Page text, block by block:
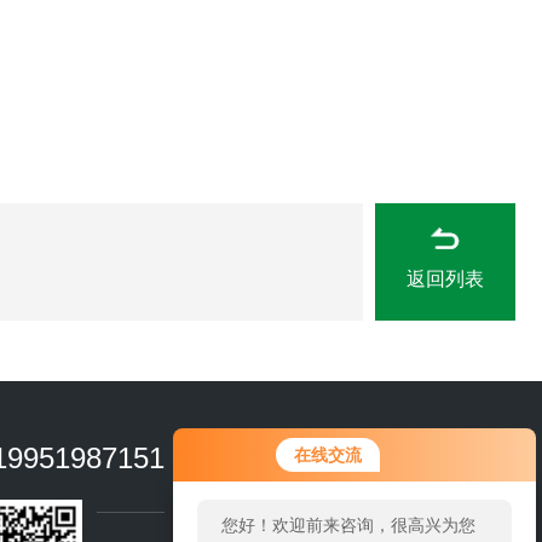
在线交流
您好！欢迎前来咨询，很高兴为您
返回列表